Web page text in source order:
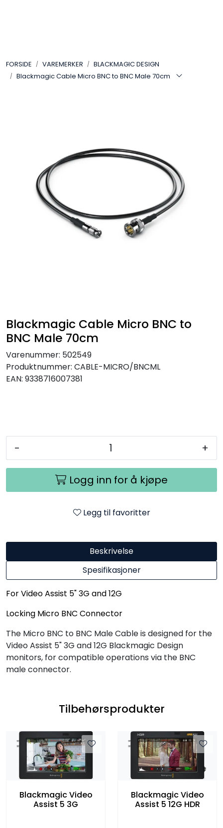
FORSIDE VAREMERKER
BLACKMAGIC DESIGN
Blackmagic Cable Micro BNC to BNC Male 70cm
Blackmagic Cable Micro BNC to
BNC Male 70cm
Varenummer: 502549
Produktnummer: CABLE-MICRO/BNCML
EAN: 9338716007381
- +
Logg inn for å kjøpe
Legg til favoritter
Beskrivelse
Spesifikasjoner
For Video Assist 5" 3G and 12G
Locking Micro BNC Connector
The Micro BNC to BNC Male Cable is designed for the
Video Assist 5" 3G and 12G Blackmagic Design
monitors, for compatible operations via the BNC
male connector.
Tilbehørsprodukter
Blackmagic Video
Assist 5 3G
Blackmagic Video
Assist 5 12G HDR
LYD
AKTUELT